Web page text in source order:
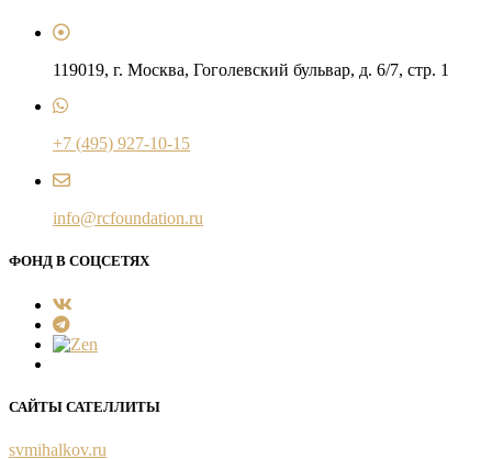
119019, г. Москва, Гоголевский бульвар, д. 6/7, стр. 1
+7 (495) 927-10-15
info@rcfoundation.ru
ФОНД В СОЦСЕТЯХ
САЙТЫ САТЕЛЛИТЫ
svmihalkov.ru